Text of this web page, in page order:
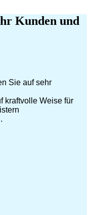
Kunden und
Sie auf sehr
kraftvolle Weise für